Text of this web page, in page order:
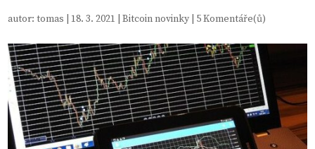
autor:tomas 18. 3. 2021 |Bitcoin novinky 5 Komentáře(ů)